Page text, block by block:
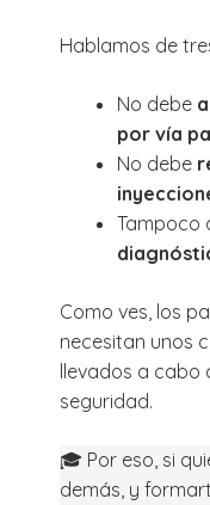
Hablamos de
No debe
por vía
No debe
Tampoco
Como ves, los
necesitan unos
llevados a cabo
seguridad.
🎓 Por eso, si
demás, y